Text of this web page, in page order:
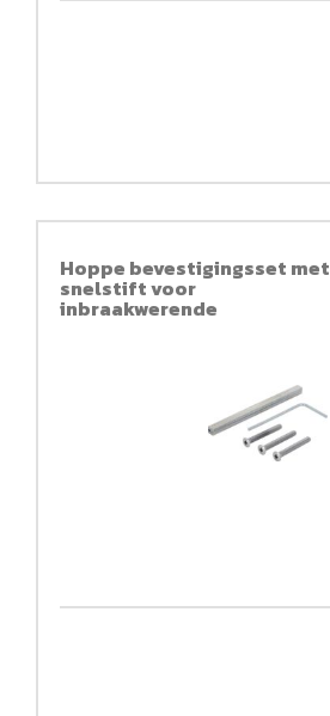
Hoppe bevestigingsset met
snelstift voor
inbraakwerende